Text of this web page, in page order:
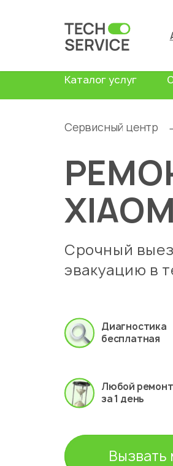
Каталог услуг
Сервисный центр
Срочный
эвакуацию в
Диагностика
бесплатная
Любой ремонт
за 1 день
Вызвать